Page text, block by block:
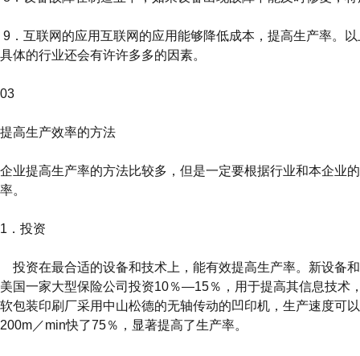
9．互联网的应用互联网的应用能够降低成本，提高生产率。
具体的行业还会有许许多多的因素。
03
提高生产效率的方法
企业提高生产率的方法比较多，但是一定要根据行业和本企业
率。
1．投资
投资在最合适的设备和技术上，能有效提高生产率。新设备
美国一家大型保险公司投资10％—15％，用于提高其信息技术
软包装印刷厂采用中山松德的无轴传动的凹印机，生产速度可
200m／min快了75％，显著提高了生产率。